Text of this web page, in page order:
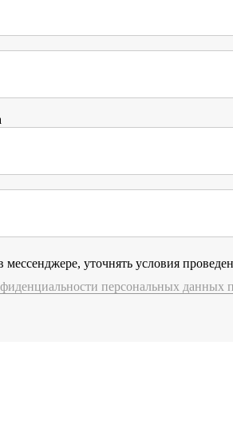
уточнять условия
персональных данных